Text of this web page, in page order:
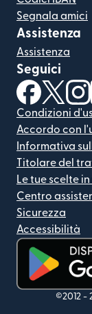
Segnala amici
Assistenza
Assistenza
Seguici
(si apre in
(si
Condizioni
Accordo con
Informativa
Titolare del
Le tue scelte
Centro
Sicurezza
Accessibilità
(si apre in©2012 -